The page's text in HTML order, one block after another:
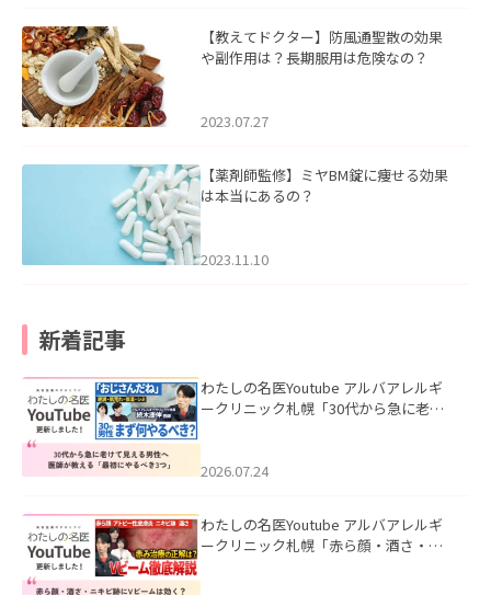
【教えてドクター】防風通聖散の効果
や副作用は？長期服用は危険なの？
2023.07.27
【薬剤師監修】ミヤBM錠に痩せる効果
は本当にあるの？
2023.11.10
新着記事
わたしの名医Youtube アルバアレルギ
ークリニック札幌「30代から急に老け
た。
2026.07.24
わたしの名医Youtube アルバアレルギ
ークリニック札幌「赤ら顔・酒さ・ニ